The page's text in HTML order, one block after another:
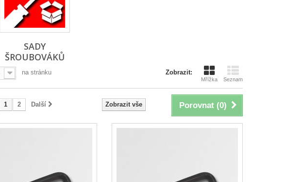
SADY
ŠROUBOVÁKŮ
Zobrazit:
Mřížka Seznam
na stránku
Porovnat (0)
Zobrazit vše
1 2 Další